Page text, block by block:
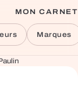
MON CARNET
Marques